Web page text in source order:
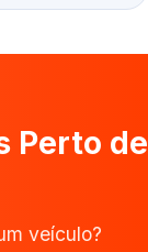
Perto de
veículo?